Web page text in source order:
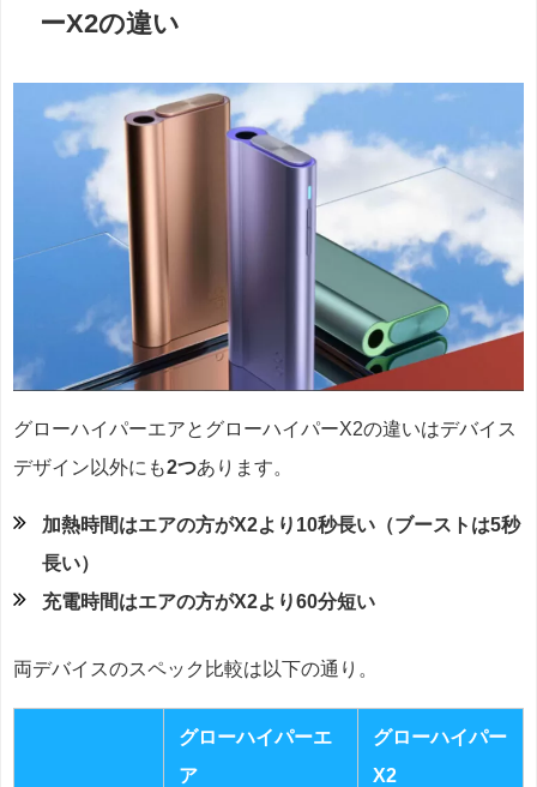
ーX2の違い
グローハイパーエアとグローハイパーX2の違いはデバイス
デザイン以外にも2つあります。
加熱時間はエアの方がX2より10秒長い（ブーストは5秒
長い）
充電時間はエアの方がX2より60分短い
両デバイスのスペック比較は以下の通り。
グローハイパーエ
ア
グローハイパー
X2